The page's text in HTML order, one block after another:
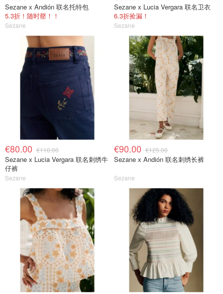
Sezane x Andión 联名托特包
5.3折！随时罄！！
Sezane
Sezane x Lucia Vergara 联名卫衣
6.3折捡漏！
Sezane
€80.00 €110.00
Sezane x Lucia Vergara 联名刺绣牛
仔裤
Sezane
€90.00 €125.00
Sezane x Andión 联名刺绣长裤
Sezane